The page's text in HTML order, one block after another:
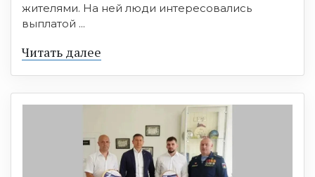
жителями. На ней люди интересовались
выплатой ...
Читать далее